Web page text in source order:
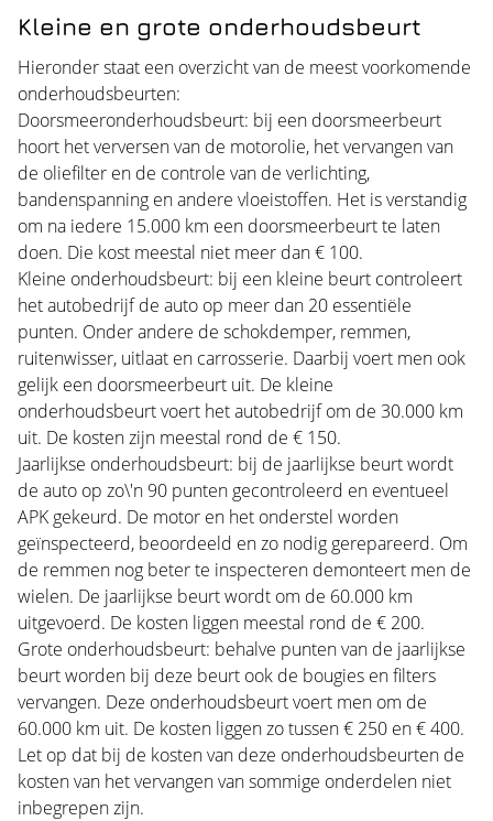
Kleine en grote onderhoudsbeurt
Hieronder staat een overzicht van de meest voorkomende
onderhoudsbeurten:
Doorsmeeronderhoudsbeurt: bij een doorsmeerbeurt
hoort het verversen van de motorolie, het vervangen van
de oliefilter en de controle van de verlichting,
bandenspanning en andere vloeistoffen. Het is verstandig
om na iedere 15.000 km een doorsmeerbeurt te laten
doen. Die kost meestal niet meer dan € 100.
Kleine onderhoudsbeurt: bij een kleine beurt controleert
het autobedrijf de auto op meer dan 20 essentiële
punten. Onder andere de schokdemper, remmen,
ruitenwisser, uitlaat en carrosserie. Daarbij voert men ook
gelijk een doorsmeerbeurt uit. De kleine
onderhoudsbeurt voert het autobedrijf om de 30.000 km
uit. De kosten zijn meestal rond de € 150.
Jaarlijkse onderhoudsbeurt: bij de jaarlijkse beurt wordt
de auto op zo\'n 90 punten gecontroleerd en eventueel
APK gekeurd. De motor en het onderstel worden
geïnspecteerd, beoordeeld en zo nodig gerepareerd. Om
de remmen nog beter te inspecteren demonteert men de
wielen. De jaarlijkse beurt wordt om de 60.000 km
uitgevoerd. De kosten liggen meestal rond de € 200.
Grote onderhoudsbeurt: behalve punten van de jaarlijkse
beurt worden bij deze beurt ook de bougies en filters
vervangen. Deze onderhoudsbeurt voert men om de
60.000 km uit. De kosten liggen zo tussen € 250 en € 400.
Let op dat bij de kosten van deze onderhoudsbeurten de
kosten van het vervangen van sommige onderdelen niet
inbegrepen zijn.